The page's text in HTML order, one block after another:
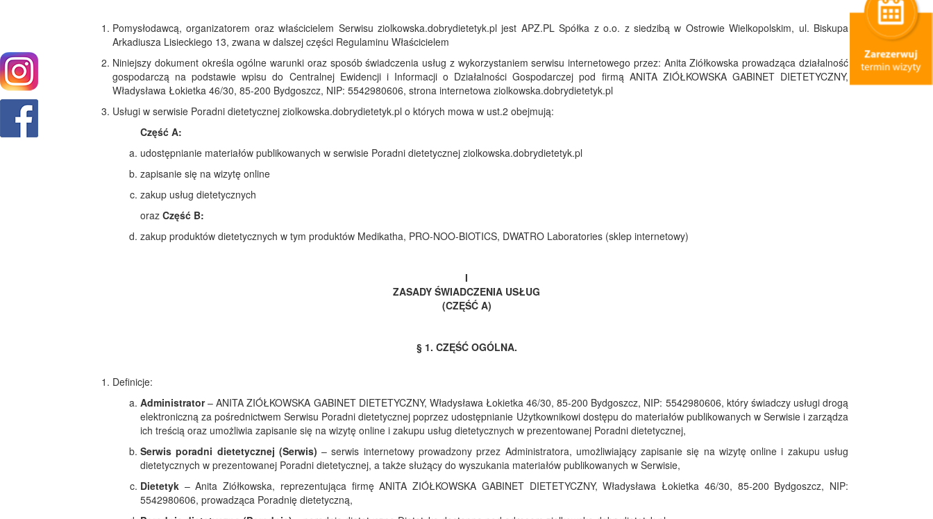
Pomysłodawcą, organizatorem oraz właścicielem Serwisu ziolkowska.dobrydietetyk.pl jest APZ.PL Spółka z o.o. z siedzibą w Ostrowie Wielkopolskim, ul. Biskupa
Arkadiusza Lisieckiego 13, zwana w dalszej części Regulaminu Właścicielem
Niniejszy dokument określa ogólne warunki oraz sposób świadczenia usług z wykorzystaniem serwisu internetowego przez: Anita Ziółkowska prowadząca działalność
gospodarczą na podstawie wpisu do Centralnej Ewidencji i Informacji o Działalności Gospodarczej pod firmą ANITA ZIÓŁKOWSKA GABINET DIETETYCZNY,
Władysława Łokietka 46/30, 85-200 Bydgoszcz, NIP: 5542980606, strona internetowa ziolkowska.dobrydietetyk.pl
Usługi w serwisie Poradni dietetycznej ziolkowska.dobrydietetyk.pl o których mowa w ust.2 obejmują:
Część A:
udostępnianie materiałów publikowanych w serwisie Poradni dietetycznej ziolkowska.dobrydietetyk.pl
zapisanie się na wizytę online
zakup usług dietetycznych
oraz Część B:
zakup produktów dietetycznych w tym produktów Medikatha, PRO-NOO-BIOTICS, DWATRO Laboratories (sklep internetowy)
I
ZASADY ŚWIADCZENIA USŁUG
(CZĘŚĆ A)
§ 1. CZĘŚĆ OGÓLNA.
Definicje:
Administrator– ANITA ZIÓŁKOWSKA GABINET DIETETYCZNY, Władysława Łokietka 46/30, 85-200 Bydgoszcz, NIP: 5542980606, który świadczy usługi drogą
elektroniczną za pośrednictwem Serwisu Poradni dietetycznej poprzez udostępnianie Użytkownikowi dostępu do materiałów publikowanych w Serwisie i zarządza
ich treścią oraz umożliwia zapisanie się na wizytę online i zakupu usług dietetycznych w prezentowanej Poradni dietetycznej,
Serwis poradni dietetycznej (Serwis) – serwis internetowy prowadzony przez Administratora, umożliwiający zapisanie się na wizytę online i zakupu usług
dietetycznych w prezentowanej Poradni dietetycznej, a także służący do wyszukania materiałów publikowanych w Serwisie,
Dietetyk – Anita Ziółkowska, reprezentująca firmę ANITA ZIÓŁKOWSKA GABINET DIETETYCZNY, Władysława Łokietka 46/30, 85-200 Bydgoszcz, NIP:
5542980606, prowadząca Poradnię dietetyczną,